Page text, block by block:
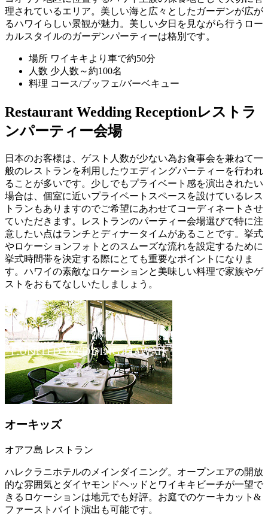
理されているエリア。美しい海と広々としたガーデンが広が
るハワイらしい景観が魅力。美しい夕日を見ながら行うロー
カルスタイルのガーデンパーティーは格別です。
場所 ワイキキより車で約50分
人数 少人数～約100名
料理 コース/ブッフェ/バーベキュー
Restaurant Wedding Receptionレストラ
ンパーティー会場
日本のお客様は、ゲスト人数が少ない為お食事会を兼ねて一
般のレストランを利用したウエディングパーティーを行われ
ることが多いです。少しでもプライベート感を演出されたい
場合は、個室に近いプライベートスペースを設けているレス
トランもありますのでご希望にあわせてコーディネートさせ
ていただきます。レストランのパーティー会場選びで特に注
意したい点はランチとディナータイムがあることです。挙式
やロケーションフォトとのスムーズな流れを設定するために
挙式時間帯を決定する際にとても重要なポイントになりま
す。ハワイの素敵なロケーションと美味しい料理で家族やゲ
ストをおもてなしいたしましょう。
オーキッズ
オアフ島 レストラン
ハレクラニホテルのメインダイニング。オープンエアの開放
的な雰囲気とダイヤモンドヘッドとワイキキビーチが一望で
きるロケーションは地元でも好評。お庭でのケーキカット&
ファーストバイト演出も可能です。